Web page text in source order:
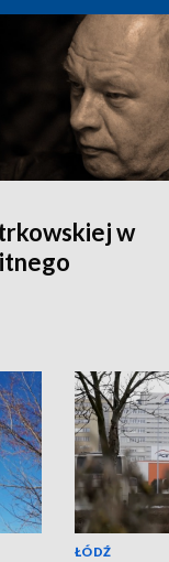
w
ŁÓDŹ